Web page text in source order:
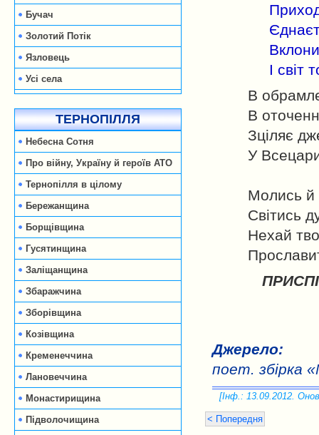
Бучач
Золотий Потік
Язловець
Усі села
ТЕРНОПІЛЛЯ
Небесна Сотня
Про війну, Україну й героїв АТО
Тернопілля в цілому
Бережанщина
Борщівщина
Гусятинщина
Заліщанщина
Збаражчина
Зборівщина
Козівщина
Кременеччина
Лановеччина
Монастирищина
Підволочищина
І світ
В
В
Зціляє
У
Молись й
Світись
Нехай
Джерело:
поет. збірка
[Інф.: 13.09.2012.
< Попередня